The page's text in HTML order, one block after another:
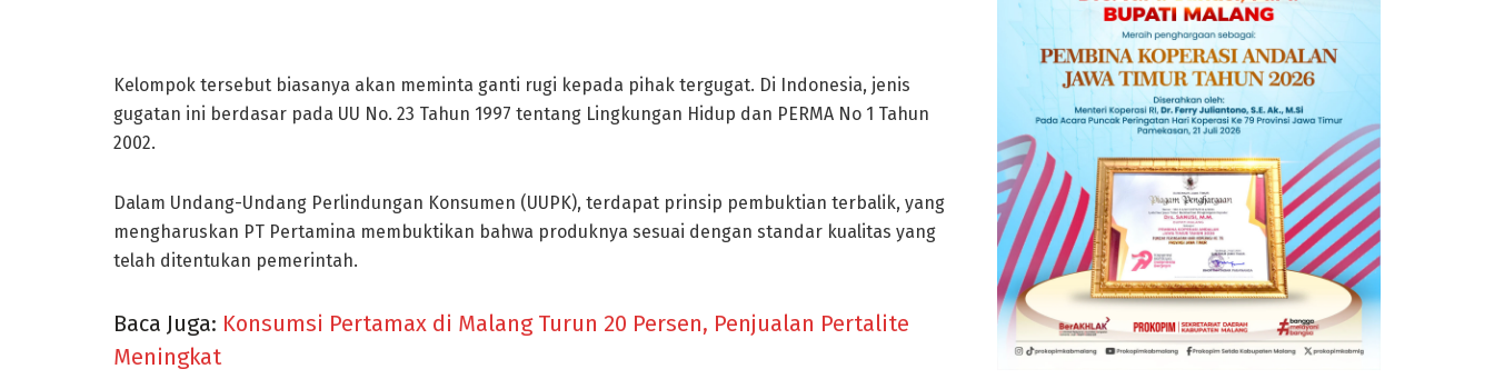
Kelompok tersebut biasanya akan meminta ganti rugi kepada pihak tergugat. Di Indonesia, jenis
gugatan ini berdasar pada UU No. 23 Tahun 1997 tentang Lingkungan Hidup dan PERMA No 1 Tahun
2002.
Dalam Undang-Undang Perlindungan Konsumen (UUPK), terdapat prinsip pembuktian terbalik, yang
mengharuskan PT Pertamina membuktikan bahwa produknya sesuai dengan standar kualitas yang
telah ditentukan pemerintah.
Baca Juga: Konsumsi Pertamax di Malang Turun 20 Persen, Penjualan Pertalite
Meningkat